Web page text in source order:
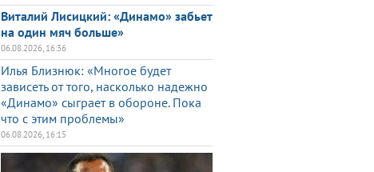
Виталий Лисицкий: «Динамо» забьет
на один мяч больше»
06.08.2026, 16:36
Илья Близнюк: «Многое будет
зависеть от того, насколько надежно
«Динамо» сыграет в обороне. Пока
что с этим проблемы»
06.08.2026, 16:15